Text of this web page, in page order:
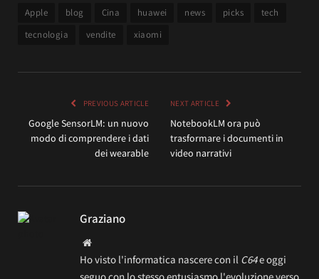
Apple blog Cina huawei news picks
tech
tecnologia
vendite xiaomi
PREVIOUS ARTICLE
Google SensorLM: un nuovo
modo di comprendere i dati
dei wearable
NEXT ARTICLE
NotebookLM ora può
trasformare i documenti in
video narrativi
Graziano
Website
Ho visto l'informatica nascere con il C64e oggi